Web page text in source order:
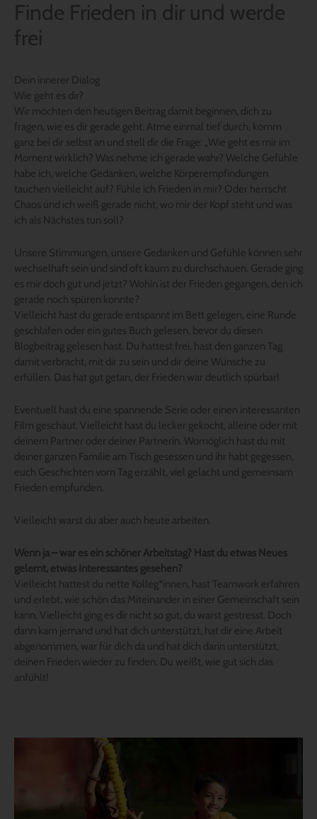
Finde Frieden in dir und werde
frei
Dein innerer Dialog
Wie geht es dir?
Wir möchten den heutigen Beitrag damit beginnen, dich zu
fragen, wie es dir gerade geht. Atme einmal tief durch, komm
ganz bei dir selbst an und stell dir die Frage: „Wie geht es mir im
Moment wirklich? Was nehme ich gerade wahr? Welche Gefühle
habe ich, welche Gedanken, welche Körperempfindungen
tauchen vielleicht auf? Fühle ich Frieden in mir? Oder herrscht
Chaos und ich weiß gerade nicht, wo mir der Kopf steht und was
ich als Nächstes tun soll?
Unsere Stimmungen, unsere Gedanken und Gefühle können sehr
wechselhaft sein und sind oft kaum zu durchschauen. Gerade ging
es mir doch gut und jetzt? Wohin ist der Frieden gegangen, den ich
gerade noch spüren konnte?
Vielleicht hast du gerade entspannt im Bett gelegen, eine Runde
geschlafen oder ein gutes Buch gelesen, bevor du diesen
Blogbeitrag gelesen hast. Du hattest frei, hast den ganzen Tag
damit verbracht, mit dir zu sein und dir deine Wünsche zu
erfüllen. Das hat gut getan, der Frieden war deutlich spürbar!
Eventuell hast du eine spannende Serie oder einen interessanten
Film geschaut. Vielleicht hast du lecker gekocht, alleine oder mit
deinem Partner oder deiner Partnerin. Womöglich hast du mit
deiner ganzen Familie am Tisch gesessen und ihr habt gegessen,
euch Geschichten vom Tag erzählt, viel gelacht und gemeinsam
Frieden empfunden.
Vielleicht warst du aber auch heute arbeiten.
Wenn ja – war es ein schöner Arbeitstag? Hast du etwas Neues
gelernt, etwas Interessantes gesehen?
Vielleicht hattest du nette Kolleg*innen, hast Teamwork erfahren
und erlebt, wie schön das Miteinander in einer Gemeinschaft sein
kann. Vielleicht ging es dir nicht so gut, du warst gestresst. Doch
dann kam jemand und hat dich unterstützt, hat dir eine Arbeit
abgenommen, war für dich da und hat dich darin unterstützt,
deinen Frieden wieder zu finden. Du weißt, wie gut sich das
anfühlt!